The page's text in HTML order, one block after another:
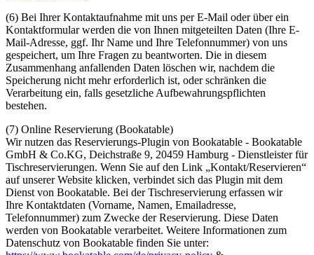
(6) Bei Ihrer Kontaktaufnahme mit uns per E-Mail oder über ein
Kontaktformular werden die von Ihnen mitgeteilten Daten (Ihre E-
Mail-Adresse, ggf. Ihr Name und Ihre Telefonnummer) von uns
gespeichert, um Ihre Fragen zu beantworten. Die in diesem
Zusammenhang anfallenden Daten löschen wir, nachdem die
Speicherung nicht mehr erforderlich ist, oder schränken die
Verarbeitung ein, falls gesetzliche Aufbewahrungspflichten
bestehen.
(7) Online Reservierung (Bookatable)
Wir nutzen das Reservierungs-Plugin von Bookatable - Bookatable
GmbH & Co.KG, Deichstraße 9, 20459 Hamburg - Dienstleister für
Tischreservierungen. Wenn Sie auf den Link „Kontakt/Reservieren“
auf unserer Website klicken, verbindet sich das Plugin mit dem
Dienst von Bookatable. Bei der Tischreservierung erfassen wir
Ihre Kontaktdaten (Vorname, Namen, Emailadresse,
Telefonnummer) zum Zwecke der Reservierung. Diese Daten
werden von Bookatable verarbeitet. Weitere Informationen zum
Datenschutz von Bookatable finden Sie unter: